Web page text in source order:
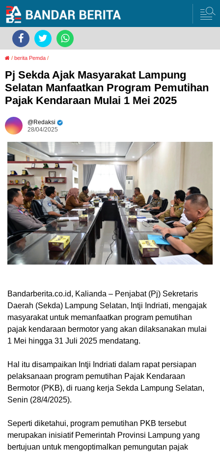
/ berita Pemda /
Pj Sekda Ajak Masyarakat Lampung
Selatan Manfaatkan Program Pemutihan
Pajak Kendaraan Mulai 1 Mei 2025
Redaksi
28/04/2025
Bandarberita.co.id, Kalianda – Penjabat (Pj) Sekretaris
Daerah (Sekda) Lampung Selatan, Intji Indriati, mengajak
masyarakat untuk memanfaatkan program pemutihan
pajak kendaraan bermotor yang akan dilaksanakan mulai
1 Mei hingga 31 Juli 2025 mendatang.
Hal itu disampaikan Intji Indriati dalam rapat persiapan
pelaksanaan program pemutihan Pajak Kendaraan
Bermotor (PKB), di ruang kerja Sekda Lampung Selatan,
Senin (28/4/2025).
Seperti diketahui, program pemutihan PKB tersebut
merupakan inisiatif Pemerintah Provinsi Lampung yang
bertujuan untuk mengoptimalkan pemungutan pajak